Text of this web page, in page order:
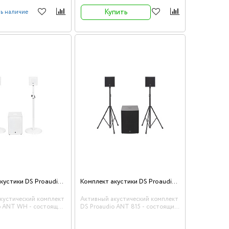
наличие Купить
Комплект акустики DS Proaudio ANT WH
комплект
ANT WH - состоящий
Комплект акустики DS Proaudio ANT 815
Активный акустический комплект
DS Proaudio ANT 815 - состоящий